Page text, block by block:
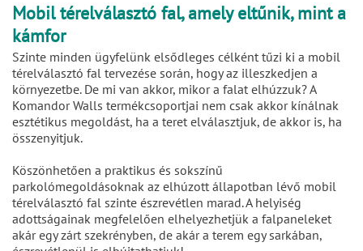
Mobil térelválasztó fal, amely eltűnik, mint a
kámfor
Szinte minden ügyfelünk elsődleges célként tűzi ki a mobil
térelválasztó fal tervezése során, hogy az illeszkedjen a
környezetbe. De mi van akkor, mikor a falat elhúzzuk? A
Komandor Walls termékcsoportjai nem csak akkor kínálnak
esztétikus megoldást, ha a teret elválasztjuk, de akkor is, ha
összenyitjuk.
Köszönhetően a praktikus és sokszínű
parkolómegoldásoknak az elhúzott állapotban lévő mobil
térelválasztó fal szinte észrevétlen marad. A helyiség
adottságainak megfelelően elhelyezhetjük a falpaneleket
akár egy zárt szekrényben, de akár a terem egy sarkában,